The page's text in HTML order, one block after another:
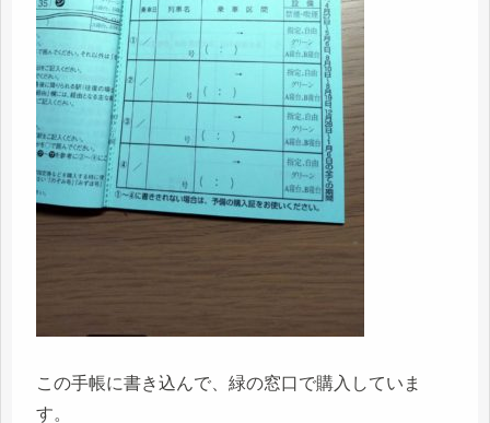
この手帳に書き込んで、緑の窓口で購入していま
す。